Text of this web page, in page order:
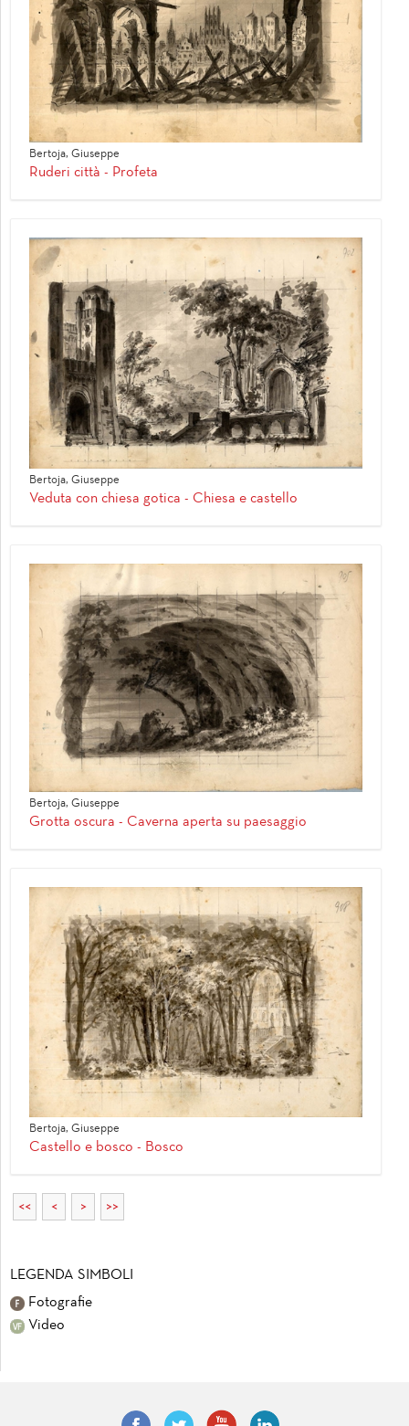
Bertoja, Giuseppe
Ruderi città - Profeta
Bertoja, Giuseppe
Veduta con chiesa gotica - Chiesa e castello
Bertoja, Giuseppe
Grotta oscura - Caverna aperta su paesaggio
Bertoja, Giuseppe
Castello e bosco - Bosco
<< < > >>
LEGENDA SIMBOLI
Fotografie
Video